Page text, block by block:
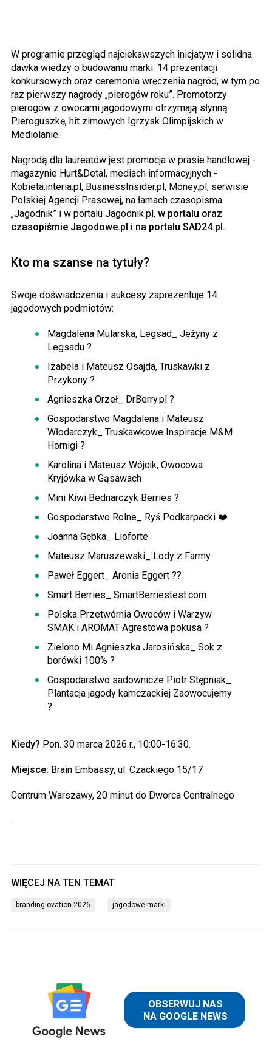
W programie przegląd najciekawszych inicjatyw i solidna
dawka wiedzy o budowaniu marki. 14 prezentacji
konkursowych oraz ceremonia wręczenia nagród, w tym po
raz pierwszy nagrody „pierogów roku”. Promotorzy
pierogów z owocami jagodowymi otrzymają słynną
Pieroguszkę, hit zimowych Igrzysk Olimpijskich w
Mediolanie.
Nagrodą dla laureatów jest promocja w prasie handlowej -
magazynie Hurt&Detal, mediach informacyjnych -
Kobieta.interia.pl, BusinessInsider.pl, Money.pl, serwisie
Polskiej Agencji Prasowej, na łamach czasopisma
„Jagodnik” i w portalu Jagodnik.pl, w portalu oraz
czasopiśmie Jagodowe.pl i na portalu SAD24.pl.
Kto ma szanse na tytuły?
Swoje doświadczenia i sukcesy zaprezentuje 14
jagodowych podmiotów:
Magdalena Mularska, Legsad_ Jeżyny z
Legsadu ?
Izabela i Mateusz Osajda, Truskawki z
Przykony ?
Agnieszka Orzeł_ DrBerry.pl ?
Gospodarstwo Magdalena i Mateusz
Włodarczyk_ Truskawkowe Inspiracje M&M
Hornigi ?
Karolina i Mateusz Wójcik, Owocowa
Kryjówka w Gąsawach​
Mini Kiwi Bednarczyk Berries ?
Gospodarstwo Rolne_ Ryś Podkarpacki ❤️
Joanna Gębka_ Lioforte
Mateusz Maruszewski_ Lody z Farmy
Paweł Eggert_ Aronia Eggert ??
Smart Berries_ SmartBerriestest.com
Polska Przetwórnia Owoców i Warzyw
SMAK i AROMAT Agrestowa pokusa ?
Zielono Mi Agnieszka Jarosińska_ Sok z
borówki 100% ?
Gospodarstwo sadownicze Piotr Stępniak_
Plantacja jagody kamczackiej Zaowocujemy
?
Kiedy? Pon. 30 marca 2026 r., 10:00-16:30.
Miejsce: Brain Embassy, ul. Czackiego 15/17
Centrum Warszawy, 20 minut do Dworca Centralnego
branding ovation 2026 jagodowe marki